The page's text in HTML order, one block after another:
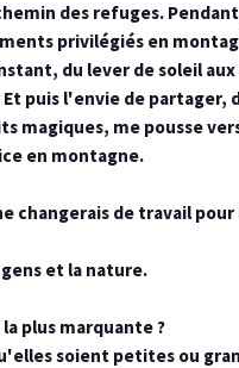
des refuges.
privilégiés en
du lever de soleil
puis l'envie de partager,
magiques, me pousse
en montagne.
changerais de travail pour
et la nature.
plus marquante ?
soient petites ou